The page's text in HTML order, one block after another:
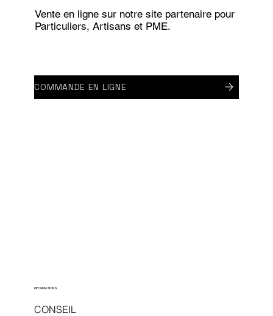
Vente en ligne sur notre site partenaire pour
Particuliers, Artisans et PME.
COMMANDE EN LIGNE
CONSEIL
INFORMATIONS